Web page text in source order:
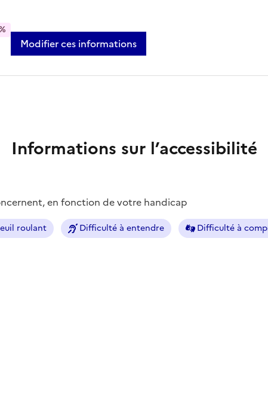
Modifier ces informations
Informations sur l’accessibilité
en fonction de votre handicap
roulant Difficulté à entendre Difficulté à